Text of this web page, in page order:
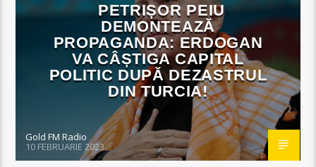
PETRIȘOR PEIU
DEMONTEAZĂ
PROPAGANDA: ERDOGAN
VA CÂȘTIGA CAPITAL
POLITIC DUPĂ DEZASTRUL
DIN TURCIA!
Gold FM Radio
10 FEBRUARIE 2023